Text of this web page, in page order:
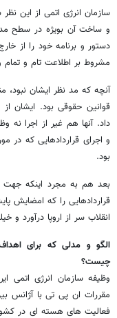
سازمان انرژی اتمی از این
و ساخت آن بویژه در سطح
دستور و برنامه خود را از
مشروط بر اطلاعت تام و
آنچه که مد نظر ایشان
قوانین حقوقی بود. ایشان
داد. آنها هم غیر از اجرا نه
و اجرای قراردادهایی که
بود.
بعد هم به مجرد اینکه
قراردادهایی را که امضایش
انقلاب سر از اروپا درآورد و
الگو و مدلی که برای
چیست؟
وظیفه سازمان انرژی اتمی
مقررات ان پی تی با آژانس
فعالیت های هسته ای در